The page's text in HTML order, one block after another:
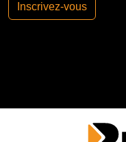
Inscrivez-vous